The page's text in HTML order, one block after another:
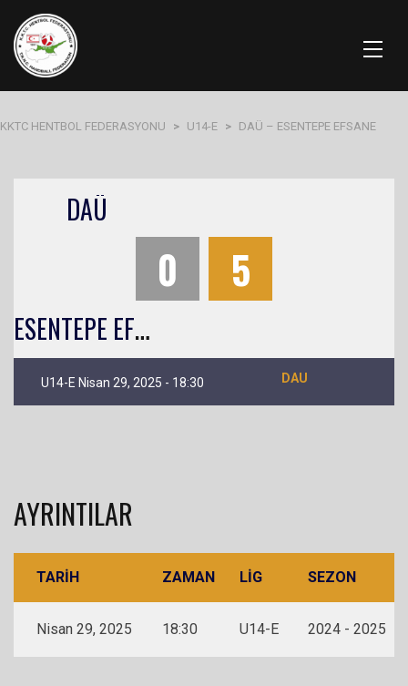
KKTC HENTBOL FEDERASYONU > U14-E > DAÜ – ESENTEPE EFSANE
DAÜ
0 5
E
SENTEPE EFSANE YETENEK AVCILARI DERNEĞİ
U14-E Nisan 29, 2025 - 18:30 DAU
AYRINTILAR
TARIH ZAMAN LIG SEZON
Nisan 29, 2025 18:30 U14-E 2024 - 2025